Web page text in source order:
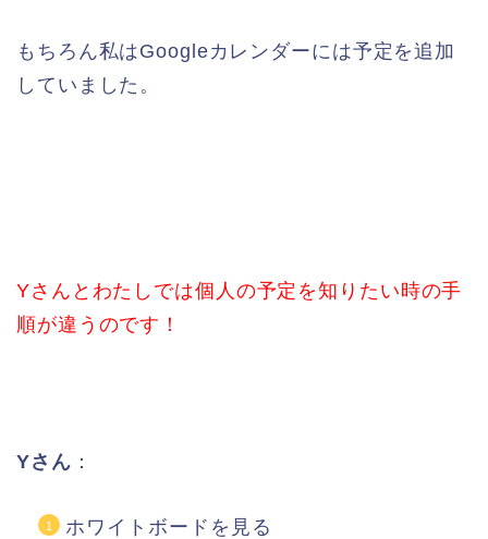
もちろん私はGoogleカレンダーには予定を追加
していました。
Yさんとわたしでは個人の予定を知りたい時の手
順が違うのです！
Yさん ：
ホワイトボードを見る